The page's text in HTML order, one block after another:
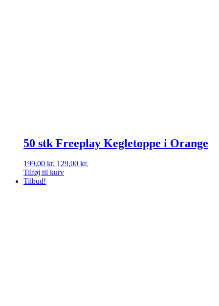
50 stk Freeplay Kegletoppe i Orange
199,00kr. Den
oprindelige
129,00 kr.
Tilføj til kurv
Tilbud!